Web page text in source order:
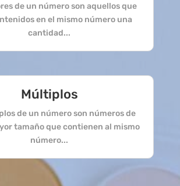
de un número son aquellos que
en el mismo número una
cantidad...
Múltiplos
de un número son números de
tamaño que contienen al mismo
número...